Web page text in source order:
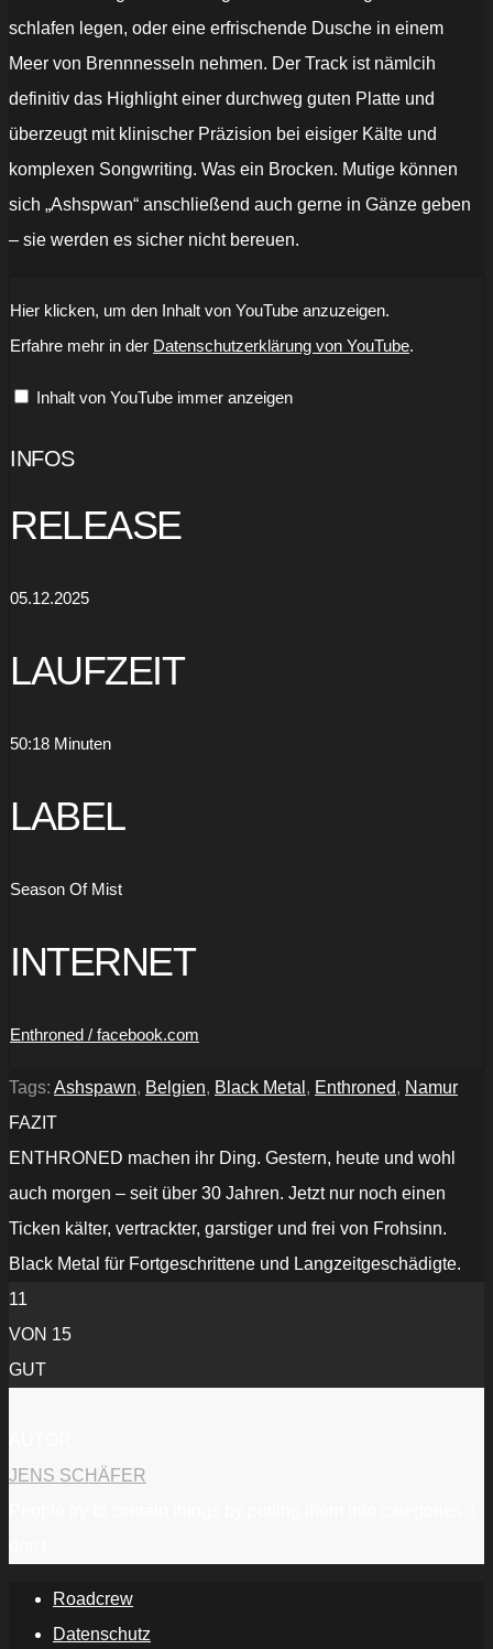
schlafen legen, oder eine erfrischende Dusche in einem
Meer von Brennnesseln nehmen. Der Track ist nämlcih
definitiv das Highlight einer durchweg guten Platte und
überzeugt mit klinischer Präzision bei eisiger Kälte und
komplexen Songwriting. Was ein Brocken. Mutige können
sich „Ashspwan“ anschließend auch gerne in Gänze geben
– sie werden es sicher nicht bereuen.
-
(Official
YouTube
Hier klicken, um den Inhalt von YouTube anzuzeigen.
Erfahre mehr in der Datenschutzerklärung von YouTube.
Inhalt von YouTube immer anzeigen
INFOS
RELEASE
05.12.2025
LAUFZEIT
50:18 Minuten
LABEL
Season Of Mist
INTERNET
Enthroned / facebook.com
Tags: Ashspawn, Belgien, Black Metal , Enthroned, Namur
FAZIT
ENTHRONED machen ihr Ding. Gestern, heute und wohl
auch morgen – seit über 30 Jahren. Jetzt nur noch einen
Ticken kälter, vertrackter, garstiger und frei von Frohsinn.
Black Metal für Fortgeschrittene und Langzeitgeschädigte.
11
VON 15
GUT
JENS SCHÄFER
Roadcrew
Datenschutz